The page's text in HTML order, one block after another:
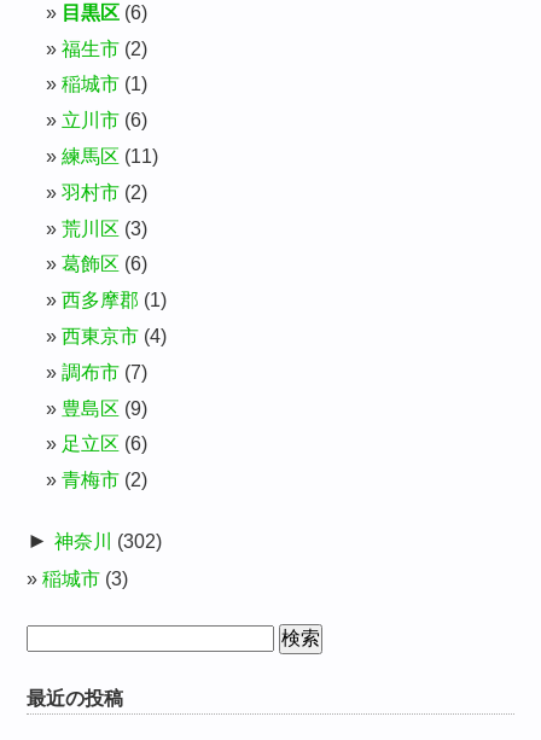
目黒区 (6)
福生市 (2)
稲城市 (1)
立川市 (6)
練馬区 (11)
羽村市 (2)
荒川区 (3)
葛飾区 (6)
西多摩郡 (1)
西東京市 (4)
調布市 (7)
豊島区 (9)
足立区 (6)
青梅市 (2)
► 神奈川
(302)
稲城市 (3)
最近の投稿